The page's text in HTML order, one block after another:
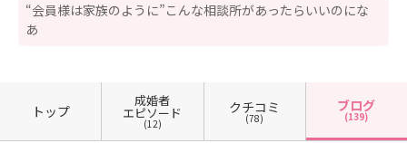
“会員様は家族のように”こんな相談所があったらいいのにな
あ
トップ
成婚者
エピソード
(12)
クチコミ
(78)
ブログ
(139)